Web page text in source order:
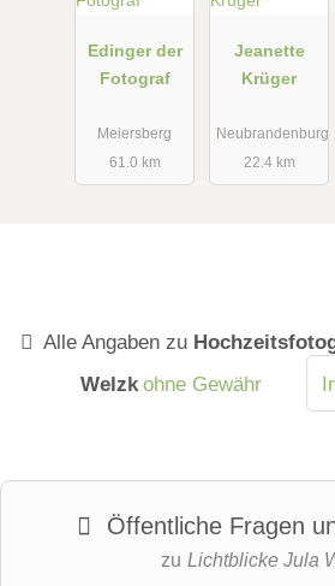
Edinger der
Fotograf
Meiersberg
61.0 km
Jeanette
Krüger
Neubrandenburg
22.4 km
Alle Angaben zu
Welzk ohne Gewähr
Öffentliche Fragen
zu Lichtblicke Jula